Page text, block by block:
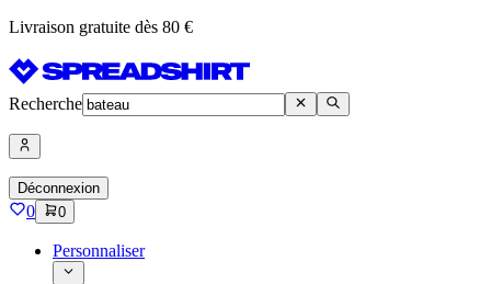
Livraison gratuite dès 80 €
Recherche
Déconnexion
0 0
Personnaliser